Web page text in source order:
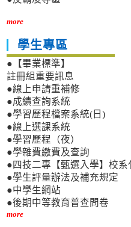
more
學生專區
●【畢業標準】
註冊組重要訊息
●線上申請重補修
●成績查詢系統
●學習歷程檔案系統(日)
●線上選課系統
●學習歷程（夜）
●學雜費繳費及查詢
●四技二專【甄選入學】校系
●學生評量辦法及補充規定
●中學生網站
●後期中等教育普查問卷
more